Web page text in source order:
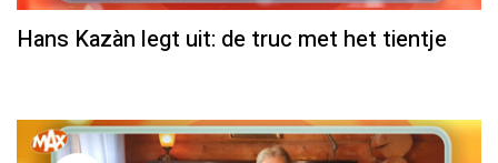
Hans Kazàn legt uit: de truc met het tientje